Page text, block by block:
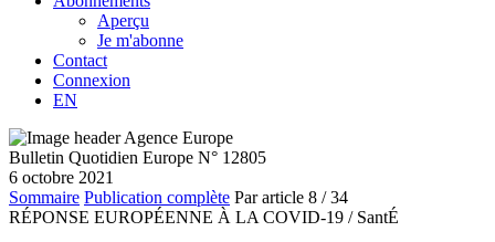
Aperçu
Je m'abonne
Contact
Connexion
EN
Bulletin Quotidien Europe N° 12805
6 octobre 2021
Sommaire Publication complète Par article 8 / 34
RÉPONSE EUROPÉENNE À LA COVID-19 / SantÉ